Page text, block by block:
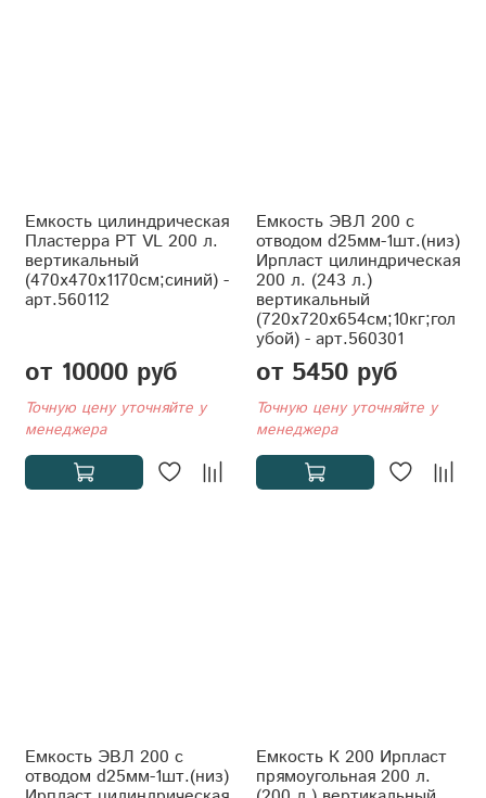
Емкость цилиндрическая
Пластерра PT VL 200 л.
вертикальный
(470x470x1170см;синий) -
арт.560112
от 10000 руб
Точную цену уточняйте у
менеджера
Емкость ЭВЛ 200 с
отводом d25мм-1шт.(низ)
Ирпласт цилиндрическая
200 л. (243 л.)
вертикальный
(720x720x654см;10кг;гол
убой) - арт.560301
от 5450 руб
Точную цену уточняйте у
менеджера
Емкость ЭВЛ 200 с
отводом d25мм-1шт.(низ)
Емкость К 200 Ирпласт
прямоугольная 200 л.